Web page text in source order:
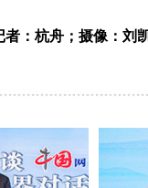
——你不能在中国市
国是友好的，在
断全球产业链，这
：杭舟；摄像：刘